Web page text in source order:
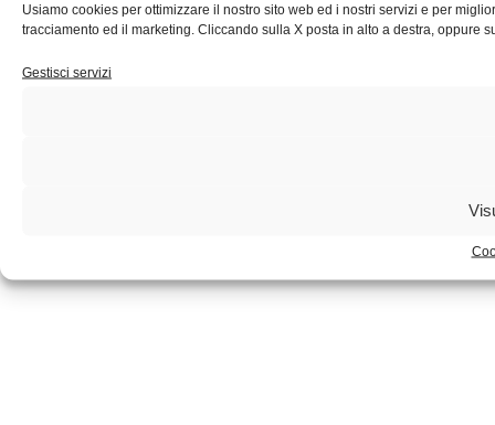
Usiamo cookies per ottimizzare il nostro sito web ed i nostri servizi e per
tracciamento ed il marketing. Cliccando sulla X posta in alto a destra,
Gestisci servizi